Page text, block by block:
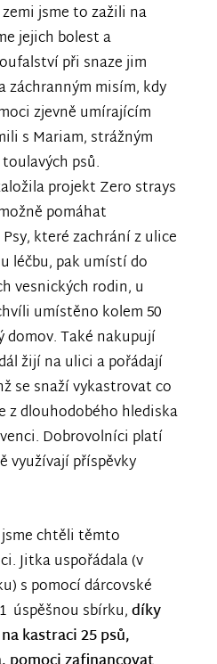
jsme to zažili na
jejich bolest a
při snaze jim
záchranným misím, kdy
zjevně umírajícím
s Mariam, strážným
psů.
projekt Zero strays
pomáhat
které zachrání z ulice
léčbu, pak umístí do
vesnických rodin, u
umístěno kolem 50
Také nakupují
žijí na ulici a pořádají
se snaží vykastrovat co
z dlouhodobého hlediska
Dobrovolníci platí
využívají příspěvky
chtěli těmto
Jitka uspořádala (v
s pomocí dárcovské
úspěšnou sbírku,díky
kastraci 25 psů,